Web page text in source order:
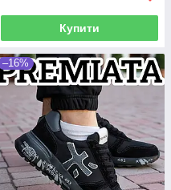
Купити
–16%